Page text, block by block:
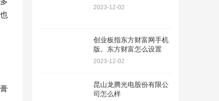
2023-12-02
创业板指东方财富网手机
版。东方财富怎么设置
2023-12-02
昆山龙腾光电股份有限公
司怎么样